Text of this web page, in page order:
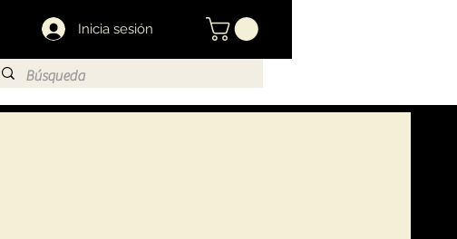
Inicia sesión